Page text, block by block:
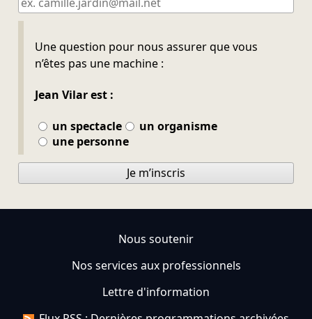
Une question pour nous assurer que vous
n’êtes pas une machine :
Jean Vilar est :
un spectacle
un organisme
une personne
Ne pas remplir
Je m’inscris
Nous soutenir
Nos services aux professionnels
Lettre d'information